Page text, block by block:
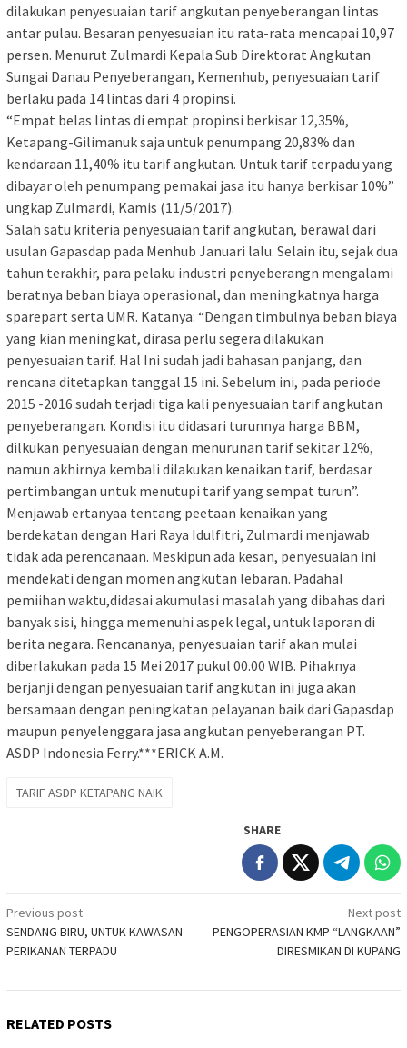
dilakukan penyesuaian tarif angkutan penyeberangan lintas
antar pulau. Besaran penyesuaian itu rata-rata mencapai 10,97
persen. Menurut Zulmardi Kepala Sub Direktorat Angkutan
Sungai Danau Penyeberangan, Kemenhub, penyesuaian tarif
berlaku pada 14 lintas dari 4 propinsi.
“Empat belas lintas di empat propinsi berkisar 12,35%,
Ketapang-Gilimanuk saja untuk penumpang 20,83% dan
kendaraan 11,40% itu tarif angkutan. Untuk tarif terpadu yang
dibayar oleh penumpang pemakai jasa itu hanya berkisar 10%”
ungkap Zulmardi, Kamis (11/5/2017).
Salah satu kriteria penyesuaian tarif angkutan, berawal dari
usulan Gapasdap pada Menhub Januari lalu. Selain itu, sejak dua
tahun terakhir, para pelaku industri penyeberangn mengalami
beratnya beban biaya operasional, dan meningkatnya harga
sparepart serta UMR. Katanya: “Dengan timbulnya beban biaya
yang kian meningkat, dirasa perlu segera dilakukan
penyesuaian tarif. Hal Ini sudah jadi bahasan panjang, dan
rencana ditetapkan tanggal 15 ini. Sebelum ini, pada periode
2015 -2016 sudah terjadi tiga kali penyesuaian tarif angkutan
penyeberangan. Kondisi itu didasari turunnya harga BBM,
dilkukan penyesuaian dengan menurunan tarif sekitar 12%,
namun akhirnya kembali dilakukan kenaikan tarif, berdasar
pertimbangan untuk menutupi tarif yang sempat turun”.
Menjawab ertanyaa tentang peetaan kenaikan yang
berdekatan dengan Hari Raya Idulfitri, Zulmardi menjawab
tidak ada perencanaan. Meskipun ada kesan, penyesuaian ini
mendekati dengan momen angkutan lebaran. Padahal
pemiihan waktu,didasai akumulasi masalah yang dibahas dari
banyak sisi, hingga memenuhi aspek legal, untuk laporan di
berita negara. Rencananya, penyesuaian tarif akan mulai
diberlakukan pada 15 Mei 2017 pukul 00.00 WIB. Pihaknya
berjanji dengan penyesuaian tarif angkutan ini juga akan
bersamaan dengan peningkatan pelayanan baik dari Gapasdap
maupun penyelenggara jasa angkutan penyeberangan PT.
ASDP Indonesia Ferry.***ERICK A.M.
TARIF ASDP KETAPANG NAIK
SHARE
Post
navigation
Previous post
SENDANG BIRU, UNTUK KAWASAN
PERIKANAN TERPADU
Next post
PENGOPERASIAN KMP “LANGKAAN”
DIRESMIKAN DI KUPANG
RELATED POSTS